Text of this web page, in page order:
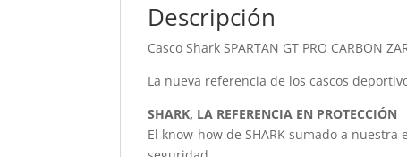
Descripción
Casco Shark SPARTAN GT PRO CARBON
La nueva referencia de los cascos
SHARK, LA REFERENCIA EN PROTECCIÓN
El know-how de SHARK sumado a